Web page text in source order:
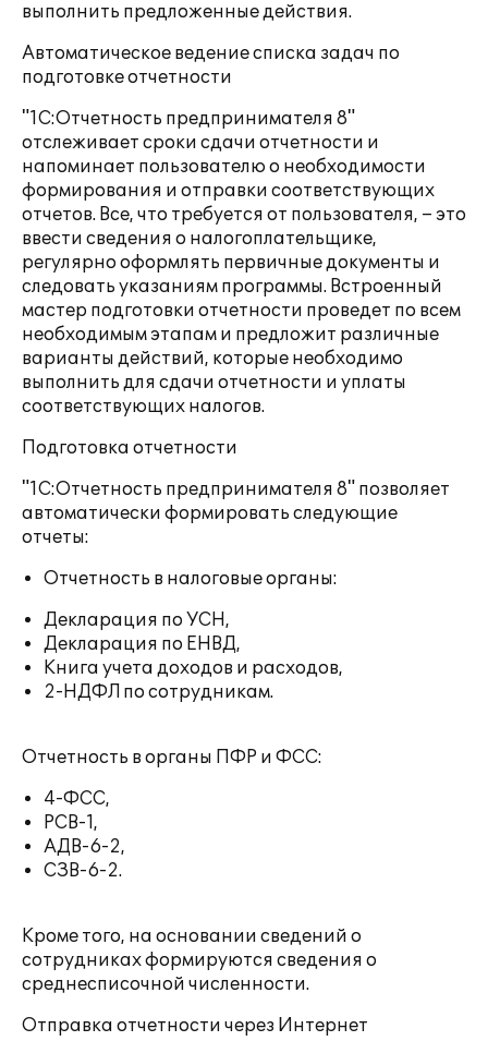
выполнить предложенные действия.
Автоматическое ведение списка задач по
подготовке отчетности
"1С:Отчетность предпринимателя 8"
отслеживает сроки сдачи отчетности и
напоминает пользователю о необходимости
формирования и отправки соответствующих
отчетов. Все, что требуется от пользователя, – это
ввести сведения о налогоплательщике,
регулярно оформлять первичные документы и
следовать указаниям программы. Встроенный
мастер подготовки отчетности проведет по всем
необходимым этапам и предложит различные
варианты действий, которые необходимо
выполнить для сдачи отчетности и уплаты
соответствующих налогов.
Подготовка отчетности
"1С:Отчетность предпринимателя 8" позволяет
автоматически формировать следующие
отчеты:
Отчетность в налоговые органы:
Декларация по УСН,
Декларация по ЕНВД,
Книга учета доходов и расходов,
2-НДФЛ по сотрудникам.
Отчетность в органы ПФР и ФСС:
4-ФСС,
РСВ-1,
АДВ-6-2,
СЗВ-6-2.
Кроме того, на основании сведений о
сотрудниках формируются сведения о
среднесписочной численности.
Отправка отчетности через Интернет